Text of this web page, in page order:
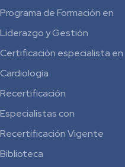
Programa de Formación en
Liderazgo y Gestión
Certificación especialista en
Cardiología
Recertificación
Especialistas con
Recertificación Vigente
Biblioteca